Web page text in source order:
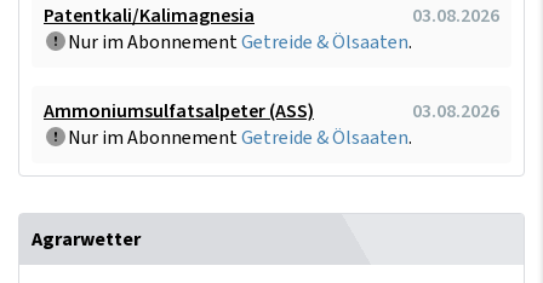
Patentkali/Kalimagnesia
03.08.2026
Nur im AbonnementGetreide & Ölsaaten.
Ammoniumsulfatsalpeter (ASS)
03.08.2026
Nur im AbonnementGetreide & Ölsaaten.
Agrarwetter